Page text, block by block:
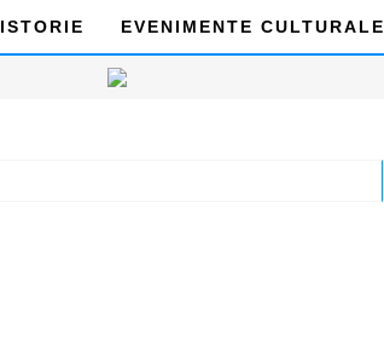
ISTORIE EVENIMENTE CULTURALE